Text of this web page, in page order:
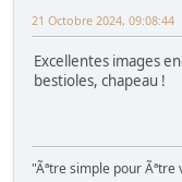
21 Octobre 2024, 09:08:44
Excellentes images
bestioles, chapeau !
"Ãªtre simple pour Ãªtre